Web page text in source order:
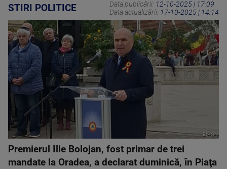
STIRI POLITICE Data publicării: 12-10-2025 | 17:09
Data actualizării: 17-10-2025 | 14:14
BIHON
Premierul Ilie Bolojan, fost primar de trei
mandate la Oradea, a declarat duminică, în Piaţa